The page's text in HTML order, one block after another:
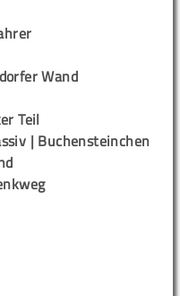
Wand
Teil
| Buchensteinchen